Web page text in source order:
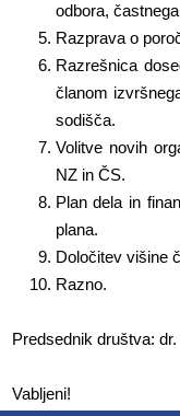
odbora,
Razprava o
Razrešnica
članom
sodišča.
Volitve novih
NZ in ČS.
Plan dela in
plana.
Določitev višine
Razno.
Predsednik društva:
Vabljeni!